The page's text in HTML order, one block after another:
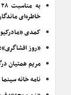
خاطره‌ای
کمدی
«روز
مریم همتیان
نامه خانه